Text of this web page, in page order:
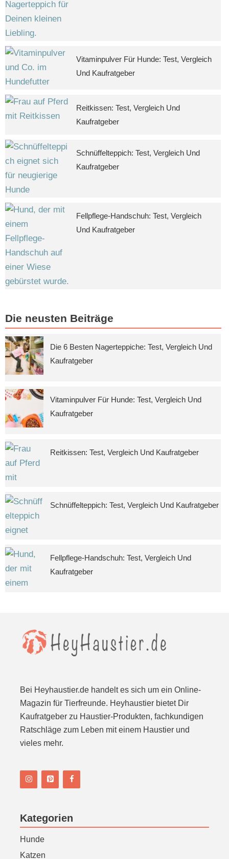
Vitaminpulver Für Hunde: Test, Vergleich
Und Kaufratgeber
Reitkissen: Test, Vergleich Und
Kaufratgeber
Schnüffelteppich: Test, Vergleich Und
Kaufratgeber
Fellpflege-Handschuh: Test, Vergleich
Und Kaufratgeber
Die neusten Beiträge
Die 6 Besten Nagerteppiche: Test, Vergleich Und
Kaufratgeber
Vitaminpulver Für Hunde: Test, Vergleich Und
Kaufratgeber
Reitkissen: Test, Vergleich Und Kaufratgeber
Schnüffelteppich: Test, Vergleich Und Kaufratgeber
Fellpflege-Handschuh: Test, Vergleich Und
Kaufratgeber
Bei Heyhaustier.de handelt es sich um ein Online-
Magazin für Tierfreunde. Heyhaustier bietet Dir
Kaufratgeber zu Haustier-Produkten, fachkundigen
Ratschläge zum Leben mit einem Haustier und
vieles mehr.
Kategorien
Hunde
Katzen